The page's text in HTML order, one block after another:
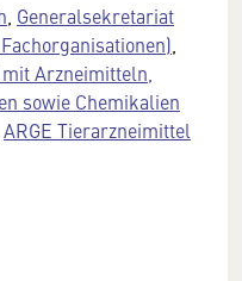
Generalsekretariat
Arzneimitteln,
sowie Chemikalien
ARGE Tierarzneimittel